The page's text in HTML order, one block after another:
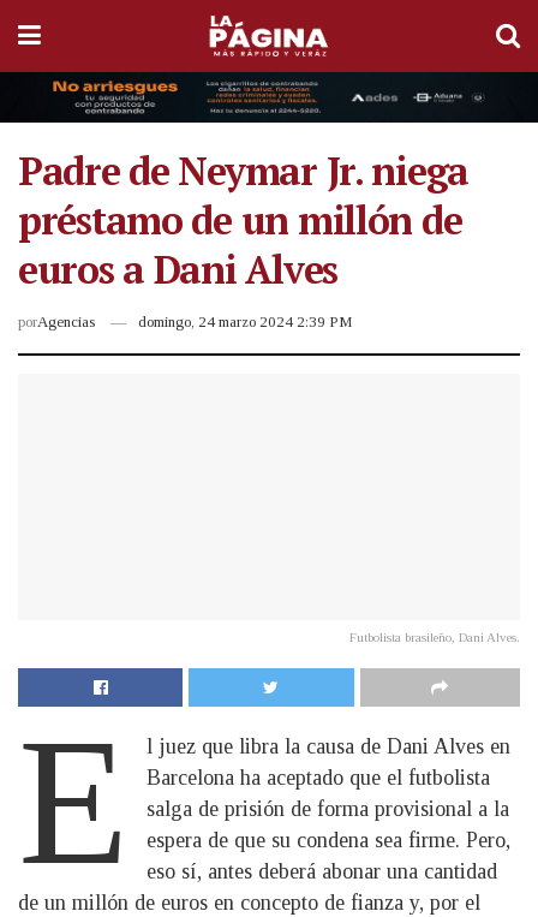
Padre de Neymar Jr. niega
préstamo de un millón de
euros a Dani Alves
porAgencias domingo, 24 marzo 2024 2:39 PM
Futbolista brasileño, Dani Alves.
E
l juez que libra la causa de Dani Alves en
Barcelona ha aceptado que el futbolista
salga de prisión de forma provisional a la
espera de que su condena sea firme. Pero,
eso sí, antes deberá abonar una cantidad
de un millón de euros en concepto de fianza y, por el